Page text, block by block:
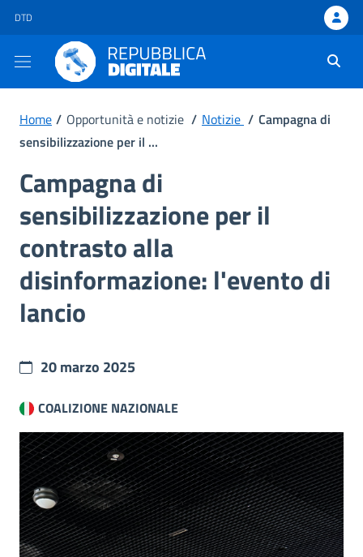
DTD
Ti trovi in:
Home / Opportunità e notizie / Notizie / Campagna di
sensibilizzazione per il ...
Campagna di
sensibilizzazione per il
contrasto alla
disinformazione: l'evento di
lancio
20 marzo 2025
COALIZIONE NAZIONALE